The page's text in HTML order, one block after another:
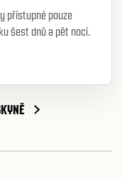
přístupné pouze
šest dnů a pět nocí.